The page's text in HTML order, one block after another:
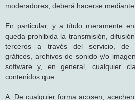
moderadores, deberá hacerse
En particular, y a título meramente
queda prohibida la transmisión,
terceros a través del servicio, de
gráficos, archivos de sonido y/o
software y, en general, cualquier
contenidos que:
A. De cualquier forma acosen,